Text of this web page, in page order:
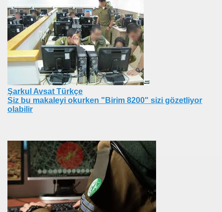
Şarkul Avsat Türkçe
Siz bu makaleyi okurken "Birim 8200" sizi gözetliyor
olabilir
VAKFI
?
ARINÇ